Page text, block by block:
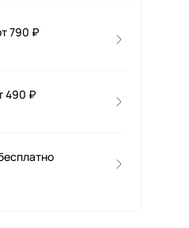
790 ₽
490 ₽